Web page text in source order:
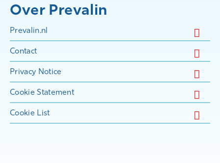
Over Prevalin
Prevalin.nl
Contact
Privacy Notice
Cookie Statement
Cookie List